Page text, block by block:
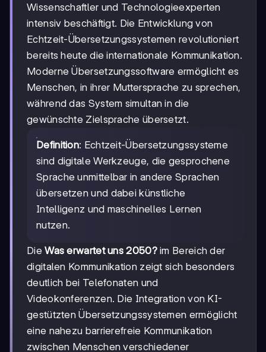
Wissenschaftler und Technologieexperten
intensiv beschäftigt. Die Entwicklung von
Echtzeit-Übersetzungssystemen revolutioniert
bereits heute die internationale Kommunikation.
Moderne Übersetzungssoftware ermöglicht es
Menschen, in ihrer Muttersprache zu sprechen,
während das System simultan in die
gewünschte Zielsprache übersetzt.
Definition: Echtzeit-Übersetzungssysteme
sind digitale Werkzeuge, die gesprochene
Sprache unmittelbar in andere Sprachen
übersetzen und dabei künstliche
Intelligenz und maschinelles Lernen
nutzen.
DieWas erwartet uns 2050?im Bereich der
digitalen Kommunikation zeigt sich besonders
deutlich bei Telefonaten und
Videokonferenzen. Die Integration von KI-
gestützten Übersetzungssystemen ermöglicht
eine nahezu barrierefreie Kommunikation
zwischen Menschen verschiedener